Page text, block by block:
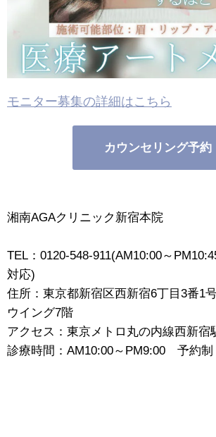
モニター募集の詳細はこちら
カウンセリング予約
湘南AGAクリニック新宿本院
TEL：0120-548-911(AM10:00～
対応)
住所：東京都新宿区西新宿6丁目3番1
ウイング7階
アクセス：東京メトロ丸の内線西新宿
診療時間：AM10:00～PM9:00 予約制